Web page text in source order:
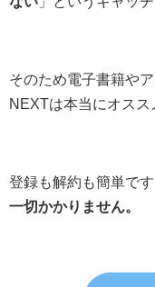
そのため電子書籍や
NEXTは本当にオスス
登録も解約も簡単です
一切かかりません。